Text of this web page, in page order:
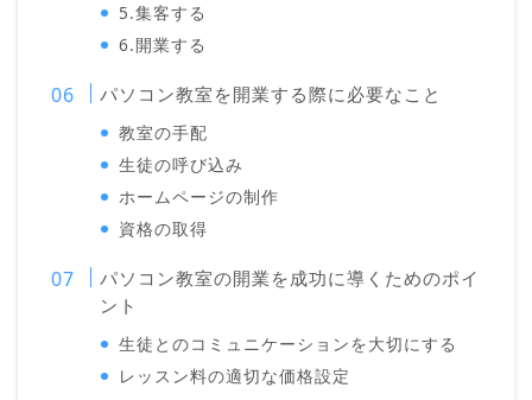
5.集客する
6.開業する
パソコン教室を開業する際に必要なこと
教室の手配
生徒の呼び込み
ホームページの制作
資格の取得
パソコン教室の開業を成功に導くためのポイ
ント
生徒とのコミュニケーションを大切にする
レッスン料の適切な価格設定